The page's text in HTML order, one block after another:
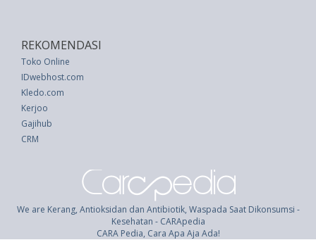
REKOMENDASI
Toko Online
IDwebhost.com
Kledo.com
Kerjoo
Gajihub
CRM
We are Kerang, Antioksidan dan Antibiotik, Waspada Saat Dikonsumsi -
Kesehatan - CARApedia
CARA Pedia, Cara Apa Aja Ada!